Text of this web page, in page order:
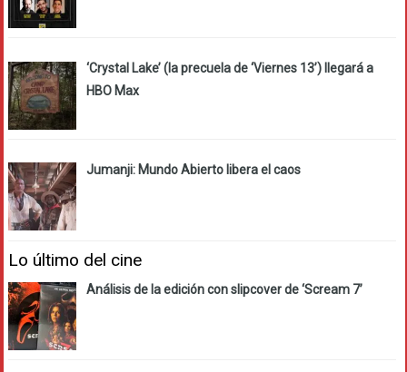
‘Crystal Lake’ (la precuela de ‘Viernes 13’) llegará a
HBO Max
Jumanji: Mundo Abierto libera el caos
Lo último del cine
Análisis de la edición con slipcover de ‘Scream 7’